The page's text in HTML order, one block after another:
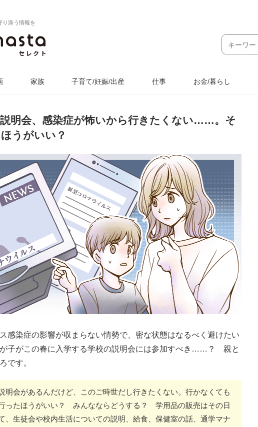
り添う情報を
家族 子育て/妊娠/出産 仕事 お金/暮らし
明会、感染症が怖いから行きたくない……。そ
うがいい？
感染症の影響が収まらない情勢で、密な状態はなるべく避けたい
子がこの春に入学する学校の説明会には参加すべき……？ 親と
です。
明会があるんだけど、このご時世だし行きたくない。行かなくても
たほうがいい？ みんなならどうする？ 学用品の販売はその日
、生徒会や校内生活についての説明、給食、保健室の話、通学マナ